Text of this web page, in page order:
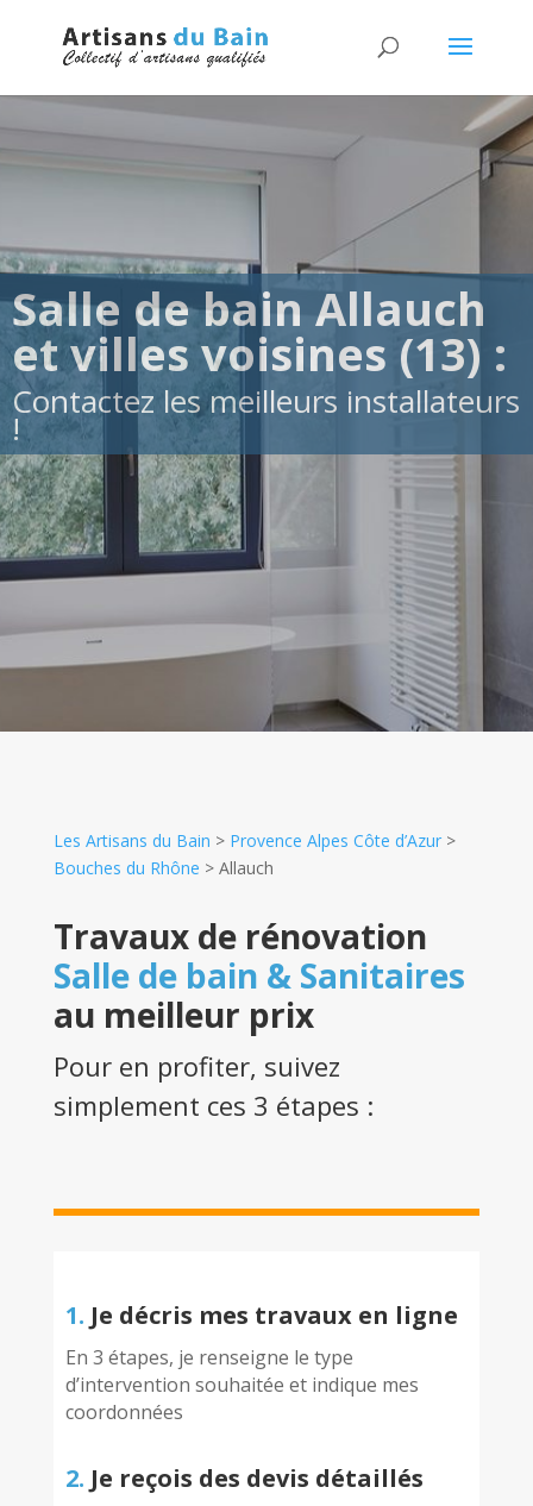
Salle de bain Allauch
et villes voisines (13) :
Contactez les meilleurs installateurs
!
Les Artisans du Bain > Provence Alpes Côte d’Azur>
Bouches du Rhône > Allauch
Travaux de rénovation
Salle de bain & Sanitaires
au meilleur prix
Pour en profiter, suivez
simplement ces 3 étapes :
1. Je décris mes travaux en ligne
En 3 étapes, je renseigne le type
d’intervention souhaitée et indique mes
coordonnées
2. Je reçois des devis détaillés